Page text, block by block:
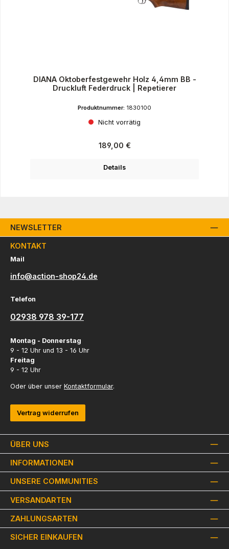
DIANA Oktoberfestgewehr Holz 4,4mm BB -
Druckluft Federdruck | Repetierer
Produktnummer: 1830100
Nicht vorrätig
Regulärer Preis:
189,00 €
Details
NEWSLETTER
ÜBER UNS
INFORMATIONEN
KONTAKT
Mail
info@action-shop24.de
Telefon
02938 978 39-177
Montag - Donnerstag
9 - 12 Uhr und 13 - 16 Uhr
Freitag
9 - 12 Uhr
Oder über unser Kontaktformular.
Vertrag widerrufen
UNSERE COMMUNITIES
VERSANDARTEN
ZAHLUNGSARTEN
SICHER EINKAUFEN